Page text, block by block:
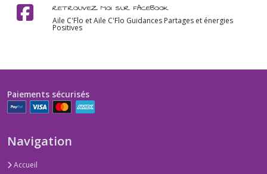
RETROUVEZ MOI SUR FACEBOOK
Aile C'Flo et Aile C'Flo Guidances Partages et énergies
Positives
Paiements sécurisés
Navigation
Accueil